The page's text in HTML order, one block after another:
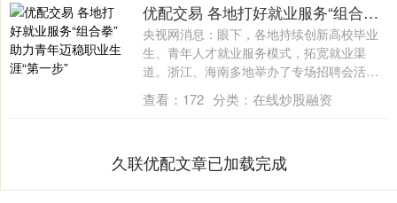
优配交易 各地打好就业服务“组合拳” 助力青年迈稳职业生涯“第一步”
央视网消息：眼下，各地持续创新高校毕业
生、青年人才就业服务模式，拓宽就业渠
道。浙江、海南多地举办了专场招聘会活
动，搭建高....
查看： 172 分类： 在线炒股融资
久联优配文章已加载完成